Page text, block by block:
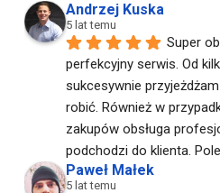
Andrzej Kuska
5 lat temu
Super
perfekcyjny serwis. Od
sukcesywnie
robić. Również w
zakupów obsługa
podchodzi do klienta.
Paweł Małek
5 lat temu